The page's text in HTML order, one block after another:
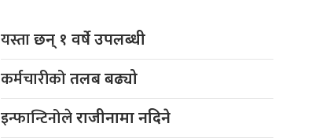
यस्ताछन् १ वर्षे उपलब्धी
कर्मचारीकोतलब बढ्यो
इन्फान्टिनोलेराजीनामा नदिने